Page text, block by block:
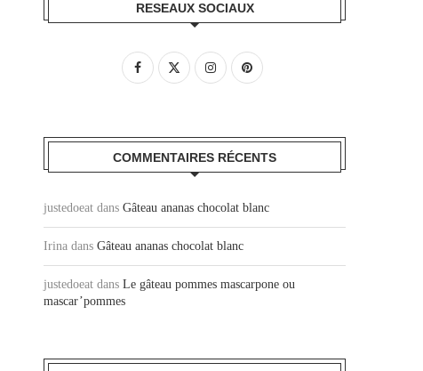
RESEAUX SOCIAUX
COMMENTAIRES RÉCENTS
justedoeat dans Gâteau ananas chocolat blanc
Irina dans Gâteau ananas chocolat blanc
justedoeat dans Le gâteau pommes mascarpone ou
mascar’pommes